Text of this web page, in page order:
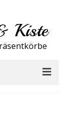
Kiste